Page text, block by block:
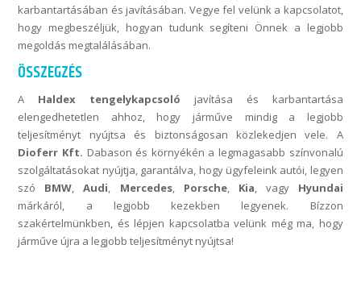
karbantartásában és javításában. Vegye fel velünk a kapcsolatot,
hogy megbeszéljük, hogyan tudunk segíteni Önnek a legjobb
megoldás megtalálásában.
ÖSSZEGZÉS
A Haldex tengelykapcsoló javítása és karbantartása
elengedhetetlen ahhoz, hogy járműve mindig a legjobb
teljesítményt nyújtsa és biztonságosan közlekedjen vele. A
Dioferr Kft. Dabason és környékén a legmagasabb színvonalú
szolgáltatásokat nyújtja, garantálva, hogy ügyfeleink autói, legyen
szó BMW,Audi, Mercedes, Porsche, Kia, vagy Hyundai
márkáról, a legjobb kezekben legyenek. Bízzon
szakértelmünkben, és lépjen kapcsolatba velünk még ma, hogy
járműve újra a legjobb teljesítményt nyújtsa!